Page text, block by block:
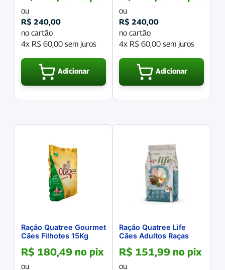
ou
R$ 240,00
no cartão
4x R$ 60,00 sem juros
Adicionar
ou
R$ 240,00
no cartão
4x R$ 60,00 sem juros
Adicionar
Ração Quatree Gourmet
Cães Filhotes 15Kg
R$ 180,49 no pix
ou
Ração Quatree Life
Cães Adultos Raças
Arroz 10.1Kg
R$ 151,99 no pix
ou